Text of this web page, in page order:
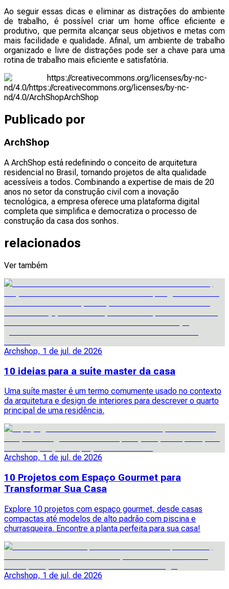
Ao seguir essas dicas e eliminar as distrações do ambiente
de trabalho, é possível criar um home office eficiente e
produtivo, que permita alcançar seus objetivos e metas com
mais facilidade e qualidade. Afinal, um ambiente de trabalho
organizado e livre de distrações pode ser a chave para uma
rotina de trabalho mais eficiente e satisfatória.
https://creativecommons.org/licenses/by-nc-
nd/4.0/https://creativecommons.org/licenses/by-nc-
nd/4.0/ArchShopArchShop
Publicado por
ArchShop
A ArchShop está redefinindo o conceito de arquitetura
residencial no Brasil, tornando projetos de alta qualidade
acessíveis a todos. Combinando a expertise de mais de 20
anos no setor da construção civil com a inovação
tecnológica, a empresa oferece uma plataforma digital
completa que simplifica e democratiza o processo de
construção da casa dos sonhos.
relacionados
Ver também
Archshop, 1 de jul. de 2026
10 ideias para a suíte master da casa
Uma suíte master é um termo comumente usado no contexto
da arquitetura e design de interiores para descrever o quarto
principal de uma residência.
Archshop, 1 de jul. de 2026
10 Projetos com Espaço Gourmet para
Transformar Sua Casa
Explore 10 projetos com espaço gourmet, desde casas
compactas até modelos de alto padrão com piscina e
churrasqueira. Encontre a planta perfeita para sua casa!
Archshop, 1 de jul. de 2026